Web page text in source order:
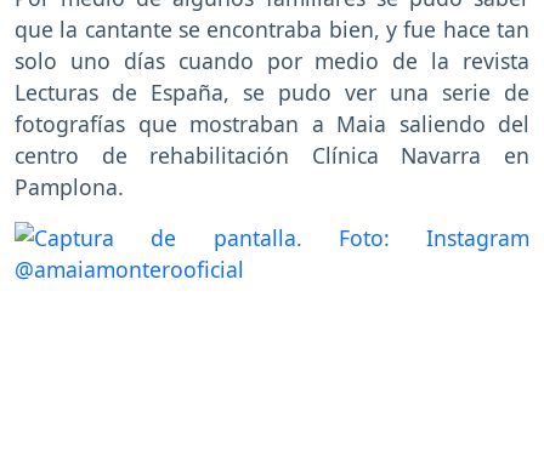
que la cantante se encontraba bien, y fue hace tan
solo uno días cuando por medio de la revista
Lecturas de España, se pudo ver una serie de
fotografías que mostraban a Maia saliendo del
centro de rehabilitación Clínica Navarra en
Pamplona.